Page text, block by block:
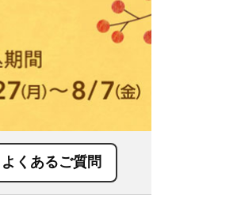
よくあるご質問